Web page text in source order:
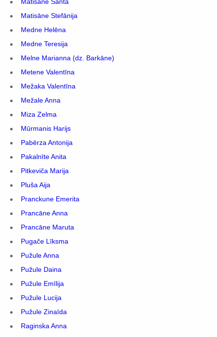
Matisāne Santa
Matisāne Stefānija
Medne Helēna
Medne Teresija
Melne Marianna (dz. Barkāne)
Metene Valentīna
Mežaka Valentīna
Mežale Anna
Miza Zelma
Mūrmanis Harijs
Pabērza Antonija
Pakalnīte Anita
Pitkeviča Marija
Pluša Aija
Pranckune Emerita
Prancāne Anna
Prancāne Maruta
Pugače Līksma
Pužule Anna
Pužule Daina
Pužule Emīlija
Pužule Lucija
Pužule Zinaīda
Raginska Anna